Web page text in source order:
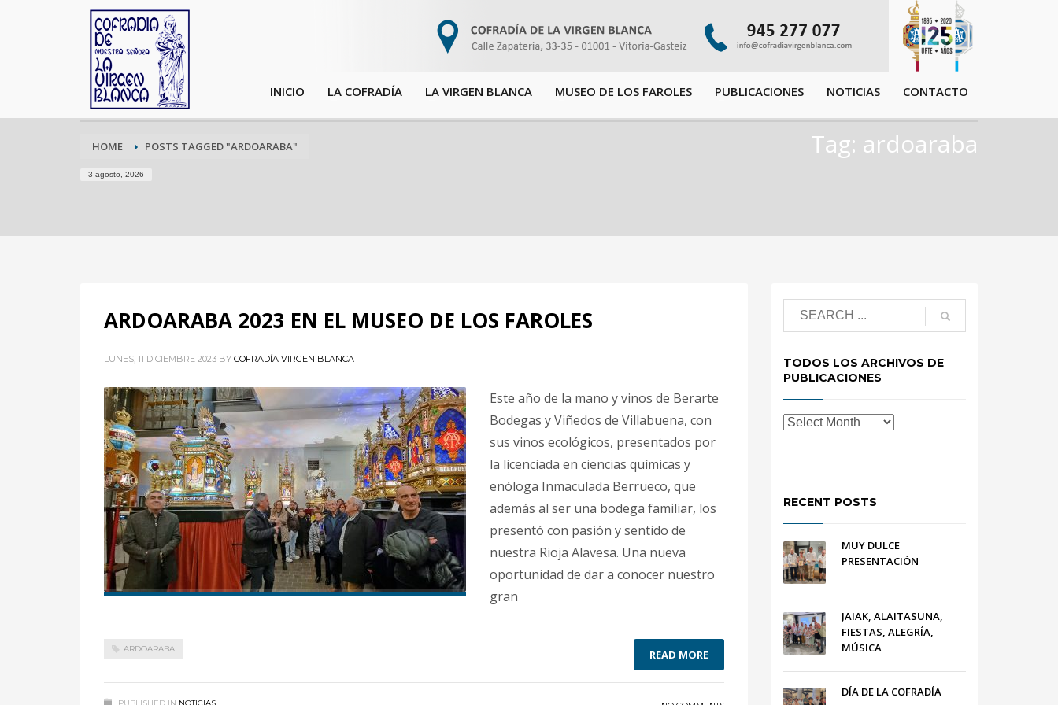
INICIO LA COFRADÍA LA VIRGEN BLANCA MUSEO DE LOS FAROLES PUBLICACIONES NOTICIAS CONTACTO
HOME POSTS TAGGED "ARDOARABA"
3 agosto, 2026
Tag: ardoaraba
ARDOARABA 2023 EN EL MUSEO DE LOS FAROLES
LUNES, 11 DICIEMBRE 2023 BY COFRADÍA VIRGEN BLANCA
Este año de la mano y vinos de Berarte
Bodegas y Viñedos de Villabuena, con
sus vinos ecológicos, presentados por
la licenciada en ciencias químicas y
enóloga Inmaculada Berrueco, que
además al ser una bodega familiar, los
presentó con pasión y sentido de
nuestra Rioja Alavesa. Una nueva
oportunidad de dar a conocer nuestro
gran
ARDOARABA READ MORE
TODOS LOS ARCHIVOS DE
PUBLICACIONES
RECENT POSTS
MUY DULCE
PRESENTACIÓN
JAIAK, ALAITASUNA,
FIESTAS, ALEGRÍA,
MÚSICA
DÍA DE LA COFRADÍA